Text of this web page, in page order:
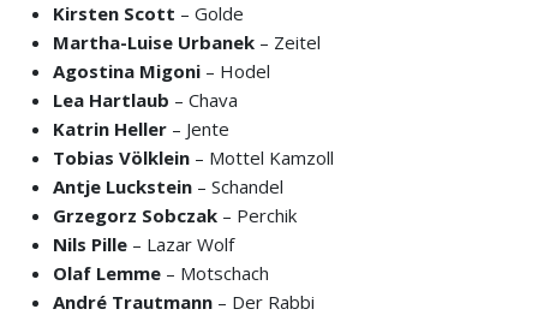
Kirsten Scott – Golde
Martha-Luise Urbanek – Zeitel
Agostina Migoni – Hodel
Lea Hartlaub – Chava
Katrin Heller – Jente
Tobias Völklein – Mottel Kamzoll
Antje Luckstein – Schandel
Grzegorz Sobczak – Perchik
Nils Pille – Lazar Wolf
Olaf Lemme – Motschach
André Trautmann – Der Rabbi